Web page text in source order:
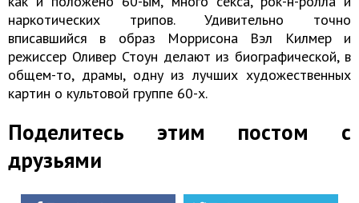
наркотических трипов. Удивительно точно
вписавшийся в образ Моррисона Вэл Килмер и
режиссер Оливер Стоун делают из биографической, в
общем-то, драмы, одну из лучших художественных
картин о культовой группе 60-х.
Поделитесь этим постом с
друзьями